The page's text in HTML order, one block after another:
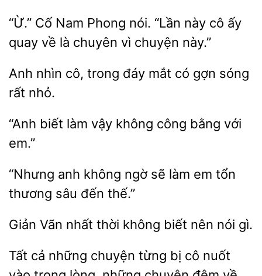
Nam Phong nói. “Lần này cô ấy
quay
là chuyên vì chuyện này.”
nhìn cô, trong đáy mắt
gợn
rất nhỏ.
“Anh biết vậy không công bằng
“Nhưng anh không ngờ sẽ làm
tổn
sâu đến
Giản nhất thời không biết nên
Tất cả
chuyện từng bị cô nuốt